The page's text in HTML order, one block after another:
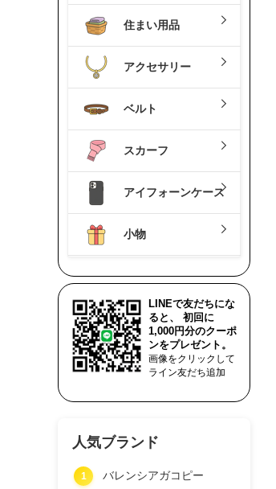
住まい用品
アクセサリー
ベルト
スカーフ
アイフォーンケース
小物
LINEで友だちにな
ると、 初回に
1,000円分のクーポ
ンをプレゼント。
画像をクリックして
ライン友だち追加
人気ブランド
1 バレンシアガコピー